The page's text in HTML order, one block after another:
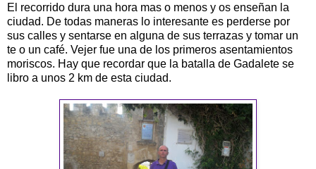
El recorrido dura una hora mas o menos y os enseñan la
ciudad. De todas maneras lo interesante es perderse por
sus calles y sentarse en alguna de sus terrazas y tomar un
te o un café. Vejer fue una de los primeros asentamientos
moriscos. Hay que recordar que la batalla de Gadalete se
libro a unos 2 km de esta ciudad.